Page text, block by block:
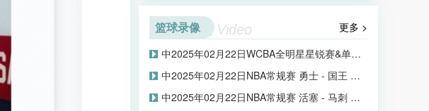
篮球录像 Video
更多 >
中2025年02月22日WCBA全明星星锐赛&单项赛预赛 全场录像
中2025年02月22日NBA常规赛 勇士 - 国王 全场录像
中2025年02月22日NBA常规赛 活塞 - 马刺 全场录像